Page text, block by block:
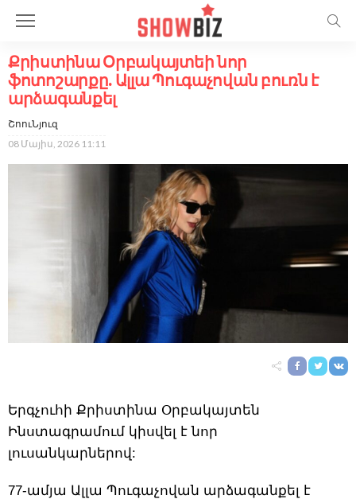
Քրիստինա Օրբակայտեի նոր
ֆոտոշարքը. Ալլա Պուգաչովան բուռն է
արձագանքել
ՇոուՆյուզ
08 Մայիս, 2026 11:11
Երգչուհի Քրիստինա Օրբակայտեն
Ինստագրամում կիսվել է նոր
լուսանկարներով:
77-ամյա Ալլա Պուգաչովան արձագանքել է